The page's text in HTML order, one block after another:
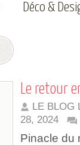
Déco &
Le retour
LE BLOG
28, 2024
Pinacle du